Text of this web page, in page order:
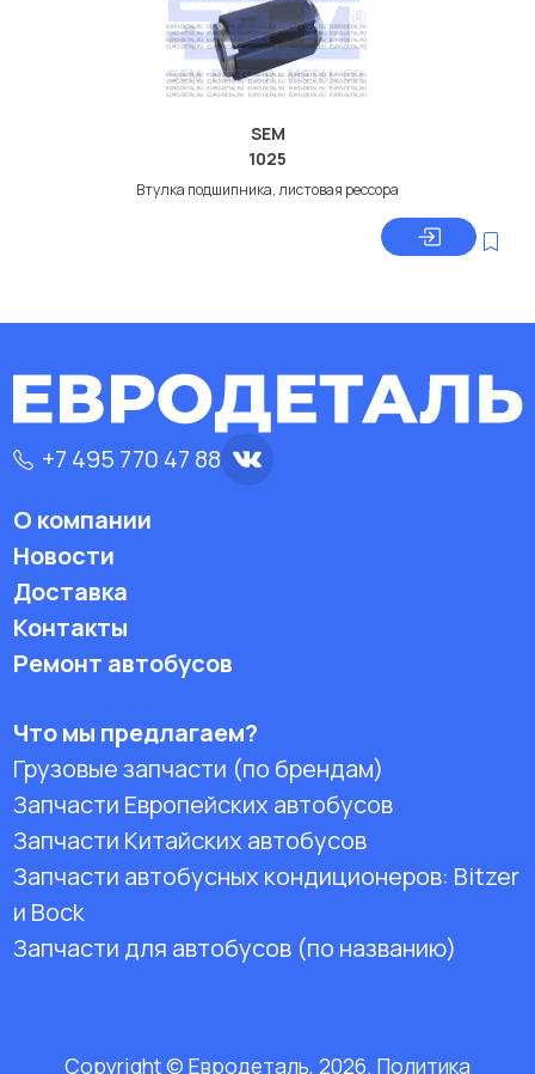
SEM
1025
Втулка подшипника, листовая рессора
+7 495 770 47 88
О компании
Новости
Доставка
Контакты
Ремонт автобусов
Что мы предлагаем?
Грузовые запчасти (по брендам)
Запчасти Европейских автобусов
Запчасти Китайских автобусов
Запчасти автобусных кондиционеров: Bitzer
и Bock
Запчасти для автобусов (по названию)
Copyright © Евродеталь, 2026. Политика